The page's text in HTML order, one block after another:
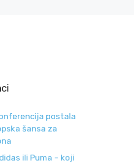
postala
šansa za
ili Puma – koji